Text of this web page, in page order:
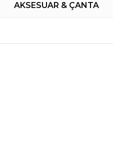
AKSESUAR & ÇANTA